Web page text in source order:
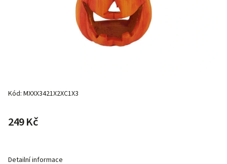
Kód: MXXX3421X2XC1X3
249 Kč
Detailní informace